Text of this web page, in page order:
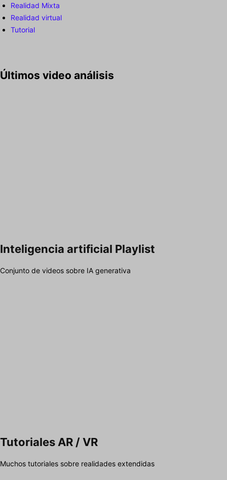
Realidad Mixta
Realidad virtual
Tutorial
Últimos video análisis
Inteligencia artificial Playlist
Conjunto de videos sobre IA generativa
Tutoriales AR / VR
Muchos tutoriales sobre realidades extendidas